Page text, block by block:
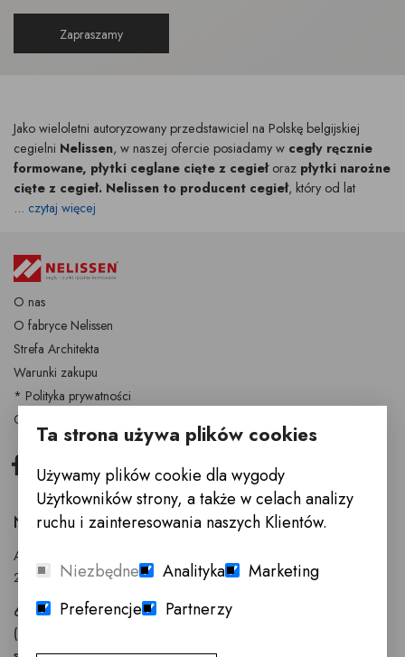
Zapraszamy
Jako wieloletni autoryzowany przedstawiciel na Polskę belgijskiej
cegielni Nelissen, w naszej ofercie posiadamy w cegły ręcznie
formowane, płytki ceglane cięte z cegieł oraz płytki narożne
cięte z cegieł. Nelissen to producent cegieł, który od lat
... czytaj więcej
O nas
O fabryce Nelissen
Strefa Architekta
Warunki zakupu
* Polityka prywatności
Cegły i płytki Nelissen
Facebook
NELISSEN POLSKA (SALON INNE MEBLE)
Anny Walentynowicz 26
20-328 Lublin
603 752 799
(81) 745-96-30
Ta strona używa plików cookies
Używamy plików cookie dla wygody
Użytkowników strony, a także w celach analizy
ruchu i zainteresowania naszych Klientów.
Niezbędne Analityka
Marketing
Preferencje
Partnerzy